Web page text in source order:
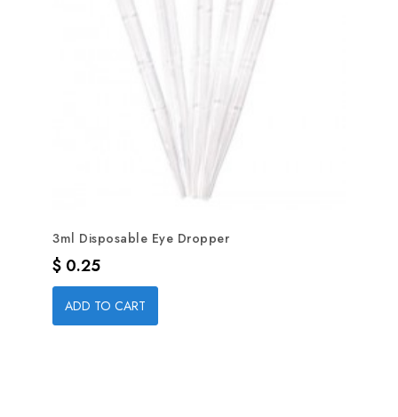
3ml Disposable Eye Dropper
Precio
$ 0.25
ADD TO CART